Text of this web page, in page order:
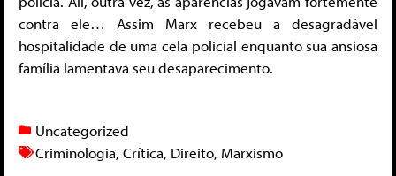
contra ele… Assim Marx recebeu a desagradável
hospitalidade de uma cela policial enquanto sua ansiosa
família lamentava seu desaparecimento.
Uncategorized
Criminologia, Crítica, Direito, Marxismo